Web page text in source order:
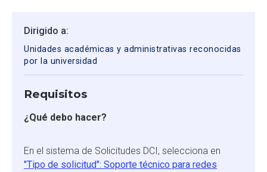
Dirigido a:
Unidades académicas y administrativas reconocidas
por la universidad
Requisitos
¿Qué debo hacer?
En el sistema de Solicitudes DCI, selecciona en
"Tipo de solicitud": Soporte técnico para redes